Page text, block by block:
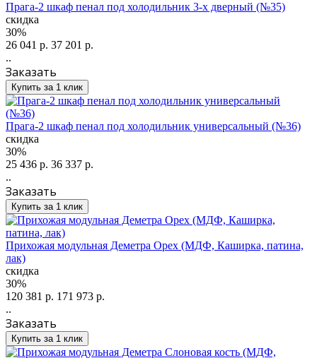
Прага-2 шкаф пенал под холодильник 3-х дверный (№35)
скидка
30%
26 041 р. 37 201 р.
..
Заказать
Купить за 1 клик
Прага-2 шкаф пенал под холодильник универсальный (№36)
скидка
30%
25 436 р. 36 337 р.
..
Заказать
Купить за 1 клик
Прихожая модульная Деметра Орех (МДФ, Каширка, патина,
лак)
скидка
30%
120 381 р. 171 973 р.
..
Заказать
Купить за 1 клик